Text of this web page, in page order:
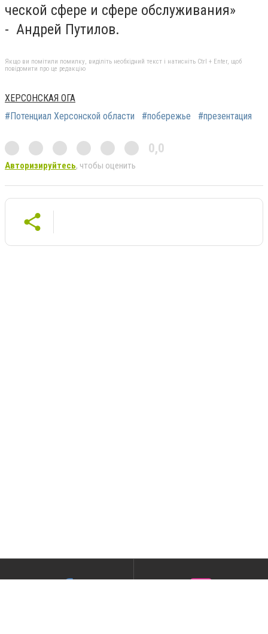
ческой сфере и сфере обслуживания»
- Андрей Путилов.
Якщо ви помітили помилку, виділіть необхідний текст і натисніть Ctrl + Enter, щоб
повідомити про це редакцію
ХЕРСОНСКАЯ ОГА
#Потенциал Херсонской области
#побережье #презентация
0,0
Авторизируйтесь, чтобы оценить